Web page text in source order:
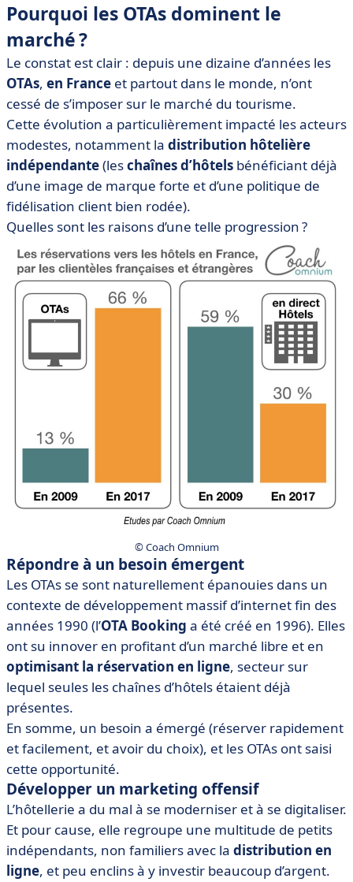
Pourquoi les OTAs dominent le
marché ?
Le constat est clair : depuis une dizaine d’années les
OTAs, en France et partout dans le monde, n’ont
cessé de s’imposer sur le marché du tourisme.
Cette évolution a particulièrement impacté les acteurs
modestes, notamment la distribution hôtelière
indépendante(leschaînes d’hôtels bénéficiant déjà
d’une image de marque forte et d’une politique de
fidélisation client bien rodée).
Quelles sont les raisons d’une telle progression ?
© Coach Omnium
Répondre à un besoin émergent
Les OTAs se sont naturellement épanouies dans un
contexte de développement massif d’internet fin des
années 1990 (l’OTA Booking a été créé en 1996). Elles
ont su innover en profitant d’un marché libre et en
optimisant la réservation en ligne, secteur sur
lequel seules les chaînes d’hôtels étaient déjà
présentes.
En somme, un besoin a émergé (réserver rapidement
et facilement, et avoir du choix), et les OTAs ont saisi
cette opportunité.
Développer un marketing offensif
L’hôtellerie a du mal à se moderniser et à se digitaliser.
Et pour cause, elle regroupe une multitude de petits
indépendants, non familiers avec la distribution en
ligne, et peu enclins à y investir beaucoup d’argent.